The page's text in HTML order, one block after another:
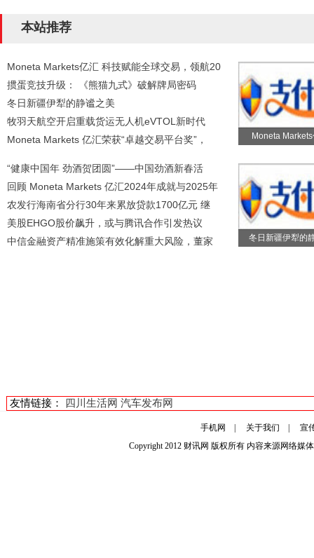
本站推荐
Moneta Markets亿汇 科技赋能全球交易，领航20
掼蛋竞技升级： 《熊猫九式》破解牌局密码
冬日新疆伊犁的静谧之美
牧羽天航空开启重载货运无人机eVTOL新时代
Moneta Markets 亿汇荣获“卓越交易平台奖”，
“健康中国年 劲酒贺团圆”——中国劲酒新春活
回顾 Moneta Markets 亿汇2024年成就与2025年
农发行海南省分行30年来累放贷款1700亿元 继
美股EHGO股价飙升，或与腾讯合作引发热议
中信金融资产精准施策有效化解重大风险，董家
Moneta
冬日新疆伊犁的
友情链接： 四川生活网 汽车发布网
手机网 关于我们 |宣
Copyright 2012 财讯网 版权所有 内容来源网络媒